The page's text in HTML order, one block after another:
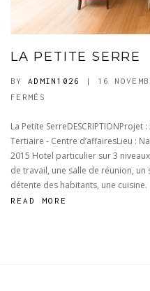
LA PETITE SERRE
BY ADMIN1026 | 16
FERMÉS
PETITE
SERRE
La Petite
Tertiaire - Centre d’affairesLieu :
2015 Hotel particulier sur 3
de travail, une salle de réunion, un
détente des habitants, une cuisine.
READ MORE